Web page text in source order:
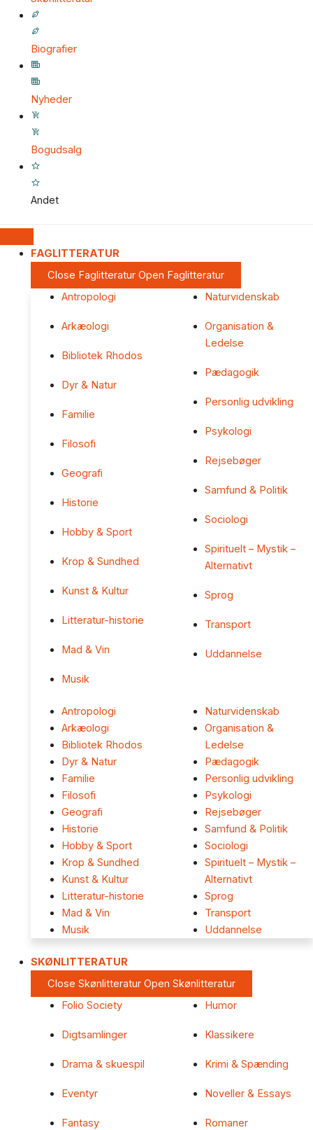
Biografier
Nyheder
Bogudsalg
Andet
FAGLITTERATUR
Close Faglitteratur Open Faglitteratur
Antropologi
Arkæologi
Bibliotek Rhodos
Dyr & Natur
Familie
Filosofi
Geografi
Historie
Hobby & Sport
Krop & Sundhed
Kunst & Kultur
Litteratur-historie
Mad & Vin
Musik
Naturvidenskab
Organisation &
Ledelse
Pædagogik
Personlig udvikling
Psykologi
Rejsebøger
Samfund & Politik
Sociologi
Spirituelt – Mystik –
Alternativt
Sprog
Transport
Uddannelse
Antropologi
Arkæologi
Bibliotek Rhodos
Dyr & Natur
Familie
Filosofi
Geografi
Historie
Hobby & Sport
Krop & Sundhed
Kunst & Kultur
Litteratur-historie
Mad & Vin
Musik
Naturvidenskab
Organisation &
Ledelse
Pædagogik
Personlig udvikling
Psykologi
Rejsebøger
Samfund & Politik
Sociologi
Spirituelt – Mystik –
Alternativt
Sprog
Transport
Uddannelse
SKØNLITTERATUR
Close Skønlitteratur Open Skønlitteratur
Folio Society
Digtsamlinger
Drama & skuespil
Eventyr
Fantasy
Humor
Klassikere
Krimi & Spænding
Noveller & Essays
Romaner